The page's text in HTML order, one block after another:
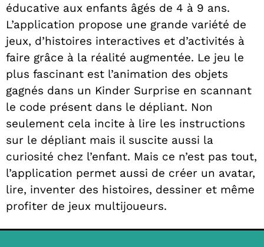
éducative aux enfants âgés de 4 à 9 ans.
L’application propose une grande variété de
jeux, d’histoires interactives et d’activités à
faire grâce à la réalité augmentée. Le jeu le
plus fascinant est l’animation des objets
gagnés dans un Kinder Surprise en scannant
le code présent dans le dépliant. Non
seulement cela incite à lire les instructions
sur le dépliant mais il suscite aussi la
curiosité chez l’enfant. Mais ce n’est pas tout,
l’application permet aussi de créer un avatar,
lire, inventer des histoires, dessiner et même
profiter de jeux multijoueurs.